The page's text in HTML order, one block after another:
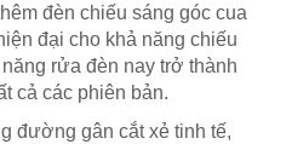
đèn chiếu sáng góc cua
đại cho khả năng chiếu
rửa đèn nay trở thành
cả các phiên bản.
đường gân cắt xẻ tinh tế,